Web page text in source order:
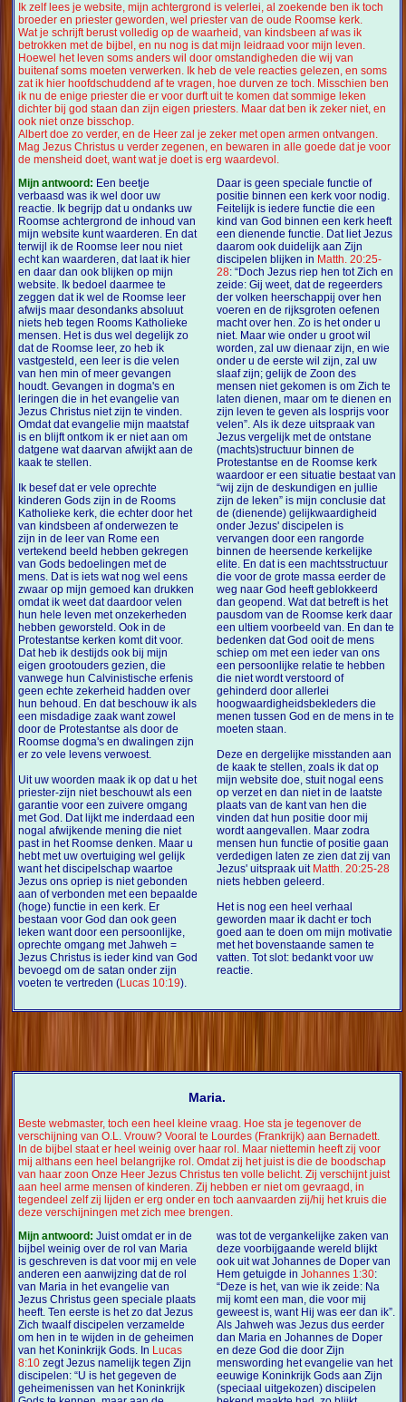
Ik zelf lees je website, mijn achtergrond is velerlei, al zoekende ben ik toch
broeder en priester geworden, wel priester van de oude Roomse kerk.
Wat je schrijft berust volledig op de waarheid, van kindsbeen af was ik
betrokken met de bijbel, en nu nog is dat mijn leidraad voor mijn leven.
Hoewel het leven soms anders wil door omstandigheden die wij van
buitenaf soms moeten verwerken. Ik heb de vele reacties gelezen, en soms
zat ik hier hoofdschuddend af te vragen, hoe durven ze toch. Misschien ben
ik nu de enige priester die er voor durft uit te komen dat sommige leken
dichter bij god staan dan zijn eigen priesters. Maar dat ben ik zeker niet, en
ook niet onze bisschop.
Albert doe zo verder, en de Heer zal je zeker met open armen ontvangen.
Mag Jezus Christus u verder zegenen, en bewaren in alle goede dat je voor
de mensheid doet, want wat je doet is erg waardevol.
Mijn antwoord: Een beetje
verbaasd was ik wel door uw
reactie. Ik begrijp dat u ondanks uw
Roomse achtergrond de inhoud van
mijn website kunt waarderen. En dat
terwijl ik de Roomse leer nou niet
echt kan waarderen, dat laat ik hier
en daar dan ook blijken op mijn
website. Ik bedoel daarmee te
zeggen dat ik wel de Roomse leer
afwijs maar desondanks absoluut
niets heb tegen Rooms Katholieke
mensen. Het is dus wel degelijk zo
dat de Roomse leer, zo heb ik
vastgesteld, een leer is die velen
van hen min of meer gevangen
houdt. Gevangen in dogma's en
leringen die in het evangelie van
Jezus Christus niet zijn te vinden.
Omdat dat evangelie mijn maatstaf
is en blijft ontkom ik er niet aan om
datgene wat daarvan afwijkt aan de
kaak te stellen.
Ik besef dat er vele oprechte
kinderen Gods zijn in de Rooms
Katholieke kerk, die echter door het
van kindsbeen af onderwezen te
zijn in de leer van Rome een
vertekend beeld hebben gekregen
van Gods bedoelingen met de
mens. Dat is iets wat nog wel eens
zwaar op mijn gemoed kan drukken
omdat ik weet dat daardoor velen
hun hele leven met onzekerheden
hebben geworsteld. Ook in de
Protestantse kerken komt dit voor.
Dat heb ik destijds ook bij mijn
eigen grootouders gezien, die
vanwege hun Calvinistische erfenis
geen echte zekerheid hadden over
hun behoud. En dat beschouw ik als
een misdadige zaak want zowel
door de Protestantse als door de
Roomse dogma's en dwalingen zijn
er zo vele levens verwoest.
Uit uw woorden maak ik op dat u het
priester-zijn niet beschouwt als een
garantie voor een zuivere omgang
met God. Dat lijkt me inderdaad een
nogal afwijkende mening die niet
past in het Roomse denken. Maar u
hebt met uw overtuiging wel gelijk
want het discipelschap waartoe
Jezus ons opriep is niet gebonden
aan of verbonden met een bepaalde
(hoge) functie in een kerk. Er
bestaan voor God dan ook geen
leken want door een persoonlijke,
oprechte omgang met Jahweh =
Jezus Christus is ieder kind van God
bevoegd om de satan onder zijn
voeten te vertreden (Lucas 10:19).
Daar is geen speciale functie of
positie binnen een kerk voor nodig.
Feitelijk is iedere functie die een
kind van God binnen een kerk heeft
een dienende functie. Dat liet Jezus
daarom ook duidelijk aan Zijn
discipelen blijken in Matth. 20:25-
28: “Doch Jezus riep hen tot Zich en
zeide: Gij weet, dat de regeerders
der volken heerschappij over hen
voeren en de rijksgroten oefenen
macht over hen. Zo is het onder u
niet. Maar wie onder u groot wil
worden, zal uw dienaar zijn, en wie
onder u de eerste wil zijn, zal uw
slaaf zijn; gelijk de Zoon des
mensen niet gekomen is om Zich te
laten dienen, maar om te dienen en
zijn leven te geven als losprijs voor
velen”. Als ik deze uitspraak van
Jezus vergelijk met de ontstane
(machts)structuur binnen de
Protestantse en de Roomse kerk
waardoor er een situatie bestaat van
“wij zijn de deskundigen en jullie
zijn de leken” is mijn conclusie dat
de (dienende) gelijkwaardigheid
onder Jezus' discipelen is
vervangen door een rangorde
binnen de heersende kerkelijke
elite. En dat is een machtsstructuur
die voor de grote massa eerder de
weg naar God heeft geblokkeerd
dan geopend. Wat dat betreft is het
pausdom van de Roomse kerk daar
een ultiem voorbeeld van. En dan te
bedenken dat God ooit de mens
schiep om met een ieder van ons
een persoonlijke relatie te hebben
die niet wordt verstoord of
gehinderd door allerlei
hoogwaardigheidsbekleders die
menen tussen God en de mens in te
moeten staan.
Deze en dergelijke misstanden aan
de kaak te stellen, zoals ik dat op
mijn website doe, stuit nogal eens
op verzet en dan niet in de laatste
plaats van de kant van hen die
vinden dat hun positie door mij
wordt aangevallen. Maar zodra
mensen hun functie of positie gaan
verdedigen laten ze zien dat zij van
Jezus' uitspraak uit
Matth. 20:25-28
niets hebben geleerd.
Het is nog een heel verhaal
geworden maar ik dacht er toch
goed aan te doen om mijn motivatie
met het bovenstaande samen te
vatten. Tot slot: bedankt voor uw
reactie.
Maria.
Beste webmaster, toch een heel kleine vraag. Hoe sta je tegenover de
verschijning van O.L. Vrouw? Vooral te Lourdes (Frankrijk) aan Bernadett.
In de bijbel staat er heel weinig over haar rol. Maar niettemin heeft zij voor
mij althans een heel belangrijke rol. Omdat zij het juist is die de boodschap
van haar zoon Onze Heer Jezus Christus ten volle belicht. Zij verschijnt juist
aan heel arme mensen of kinderen. Zij hebben er niet om gevraagd, in
tegendeel zelf zij lijden er erg onder en toch aanvaarden zij/hij het kruis die
deze verschijningen met zich mee brengen.
Mijn antwoord: Juist omdat er in de
bijbel weinig over de rol van Maria
is geschreven is dat voor mij en vele
anderen een aanwijzing dat de rol
van Maria in het evangelie van
Jezus Christus geen speciale plaats
heeft. Ten eerste is het zo dat Jezus
Zich twaalf discipelen verzamelde
om hen in te wijden in de geheimen
van het Koninkrijk Gods. In Lucas
8:10 zegt Jezus namelijk tegen Zijn
discipelen: “U is het gegeven de
geheimenissen van het Koninkrijk
was tot de vergankelijke zaken van
deze voorbijgaande wereld blijkt
ook uit wat Johannes de Doper van
Hem getuigde in Johannes 1:30:
“Deze is het, van wie ik zeide: Na
mij komt een man, die voor mij
geweest is, want Hij was eer dan ik”.
Als Jahweh was Jezus dus eerder
dan Maria en Johannes de Doper
en deze God die door Zijn
menswording het evangelie van het
eeuwige Koninkrijk Gods aan Zijn
(speciaal uitgekozen) discipelen